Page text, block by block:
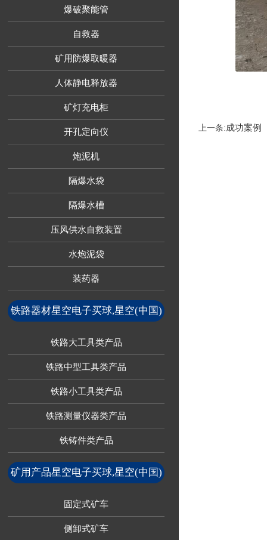
爆破聚能管
自救器
矿用防爆取暖器
人体静电释放器
矿灯充电柜
开孔定向仪
炮泥机
隔爆水袋
隔爆水槽
压风供水自救装置
水炮泥袋
装药器
铁路器材星空电子买球,星空(中国)
铁路大工具类产品
铁路中型工具类产品
铁路小工具类产品
铁路测量仪器类产品
铁铸件类产品
矿用产品星空电子买球,星空(中国)
固定式矿车
侧卸式矿车
上一条: 成功案例